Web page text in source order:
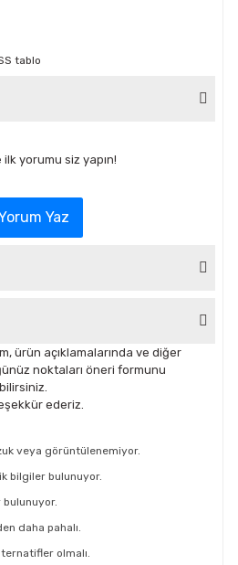
yorumu siz yapın!
Yaz
ürün açıklamalarında ve diğer
noktaları öneri formunu
ederiz.
veya görüntülenemiyor.
bilgiler bulunuyor.
daha pahalı.
olmalı.